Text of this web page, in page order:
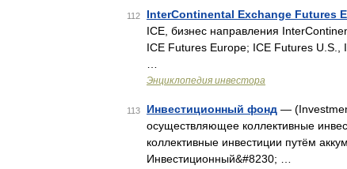
112 InterContinental Exchange Futures
IСE, бизнес направления
ICE Futures Europe; ICE Futures
Энциклопедия инвестора
113 Инвестиционный фонд —
осуществляющее коллективные
коллективные инвестиции путём
Инвестиционный&#8230; …